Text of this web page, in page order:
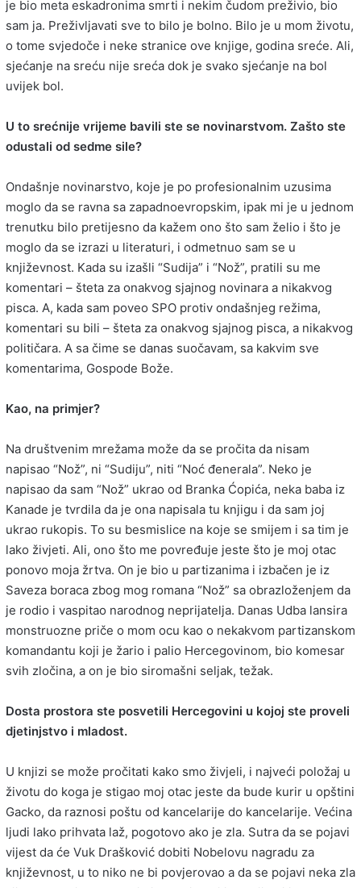
je bio meta eskadronima smrti i nekim čudom preživio, bio
sam ja. Preživljavati sve to bilo je bolno. Bilo je u mom životu,
o tome svjedoče i neke stranice ove knjige, godina sreće. Ali,
sjećanje na sreću nije sreća dok je svako sjećanje na bol
uvijek bol.
U to srećnije vrijeme bavili ste se novinarstvom. Zašto ste
odustali od sedme sile?
Ondašnje novinarstvo, koje je po profesionalnim uzusima
moglo da se ravna sa zapadnoevropskim, ipak mi je u jednom
trenutku bilo pretijesno da kažem ono što sam želio i što je
moglo da se izrazi u literaturi, i odmetnuo sam se u
književnost. Kada su izašli “Sudija” i “Nož”, pratili su me
komentari – šteta za onakvog sjajnog novinara a nikakvog
pisca. A, kada sam poveo SPO protiv ondašnjeg režima,
komentari su bili – šteta za onakvog sjajnog pisca, a nikakvog
političara. A sa čime se danas suočavam, sa kakvim sve
komentarima, Gospode Bože.
Kao, na primjer?
Na društvenim mrežama može da se pročita da nisam
napisao “Nož”, ni “Sudiju”, niti “Noć đenerala”. Neko je
napisao da sam “Nož” ukrao od Branka Ćopića, neka baba iz
Kanade je tvrdila da je ona napisala tu knjigu i da sam joj
ukrao rukopis. To su besmislice na koje se smijem i sa tim je
lako živjeti. Ali, ono što me povređuje jeste što je moj otac
ponovo moja žrtva. On je bio u partizanima i izbačen je iz
Saveza boraca zbog mog romana “Nož” sa obrazloženjem da
je rodio i vaspitao narodnog neprijatelja. Danas Udba lansira
monstruozne priče o mom ocu kao o nekakvom partizanskom
komandantu koji je žario i palio Hercegovinom, bio komesar
svih zločina, a on je bio siromašni seljak, težak.
Dosta prostora ste posvetili Hercegovini u kojoj ste proveli
djetinjstvo i mladost.
U knjizi se može pročitati kako smo živjeli, i najveći položaj u
životu do koga je stigao moj otac jeste da bude kurir u opštini
Gacko, da raznosi poštu od kancelarije do kancelarije. Većina
ljudi lako prihvata laž, pogotovo ako je zla. Sutra da se pojavi
vijest da će Vuk Drašković dobiti Nobelovu nagradu za
književnost, u to niko ne bi povjerovao a da se pojavi neka zla